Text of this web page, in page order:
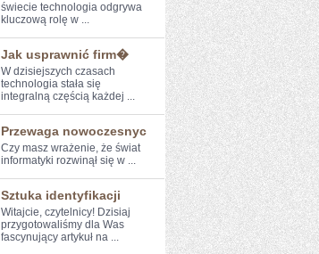
świecie technologia odgrywa
kluczową rolę w ...
Jak usprawnić firm�
W⁣ dzisiejszych czasach
technologia stała się
integralną częścią każdej ...
Przewaga nowoczesnyc
Czy masz wrażenie, ⁢że świat
informatyki rozwinął ⁣się ​w⁣ ...
Sztuka identyfikacji
Witajcie, czytelnicy! Dzisiaj
przygotowaliśmy dla ⁣Was
fascynujący​ artykuł na ...